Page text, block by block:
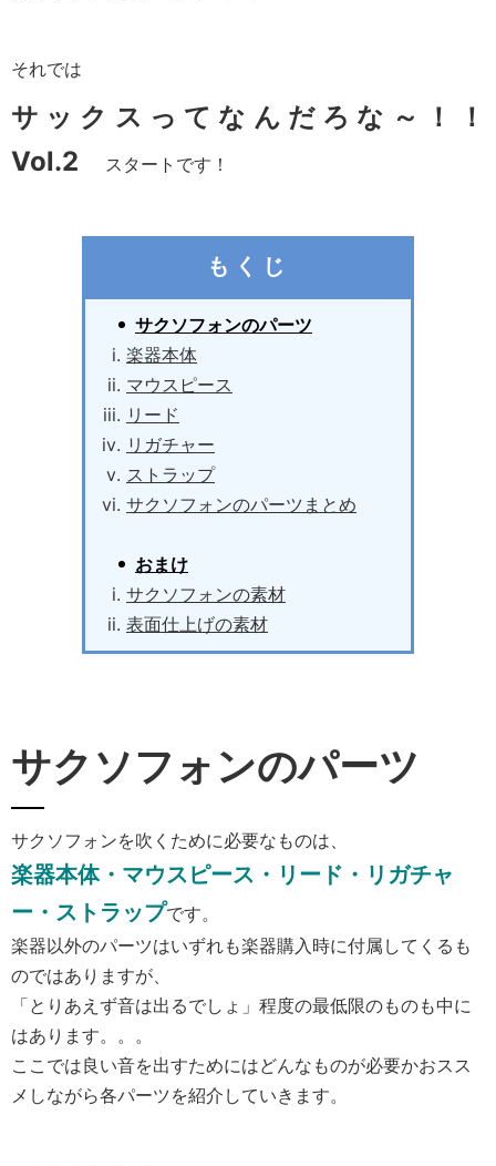
それでは
サックスってなんだろな～！！
Vol.2
スタートです！
も く じ
サクソフォンのパーツ
楽器本体
マウスピース
リード
リガチャー
ストラップ
サクソフォンのパーツまとめ
おまけ
サクソフォンの素材
表面仕上げの素材
サクソフォンのパーツ
サクソフォンを吹くために必要なものは、
楽器本体・マウスピース・リード・リガチャ
ー・ストラップです。
楽器以外のパーツはいずれも楽器購入時に付属してくるも
のではありますが、
「とりあえず音は出るでしょ」程度の最低限のものも中に
はあります。。。
ここでは良い音を出すためにはどんなものが必要かおスス
メしながら各パーツを紹介していきます。